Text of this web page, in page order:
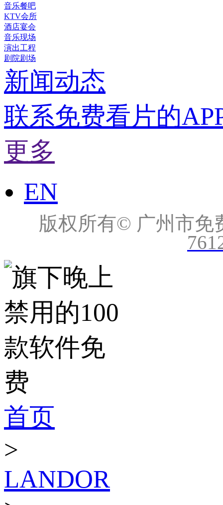
音乐餐吧
KTV会所
酒店宴会
音乐现场
演出工程
剧院剧场
新闻动态
联系免费看片的
更多
EN
版权所有© 广州市免
首页
>
LANDOR